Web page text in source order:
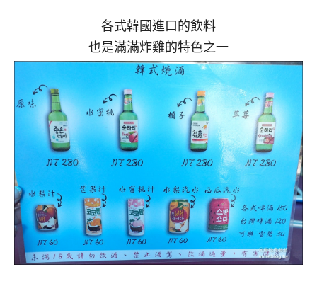
各式韓國進口的飲料
也是滿滿炸雞的特色之一